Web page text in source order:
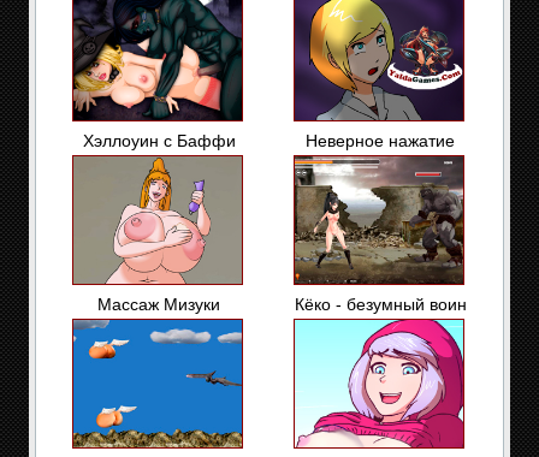
Хэллоуин с Баффи Неверное нажатие
Массаж Мизуки Кёко - безумный воин